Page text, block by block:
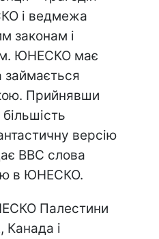
і ведмежа
законам і
ЮНЕСКО має
займається
Прийнявши
версію
ВВС слова
в ЮНЕСКО.
Палестини
і